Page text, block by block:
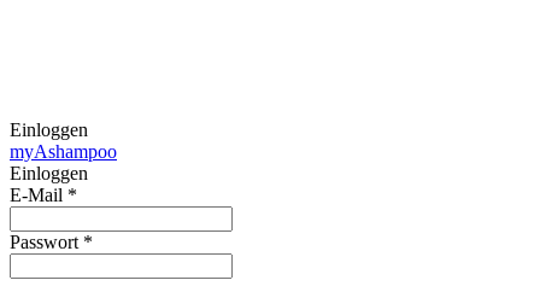
Einloggen
myAshampoo
Einloggen
E-Mail *
Passwort *